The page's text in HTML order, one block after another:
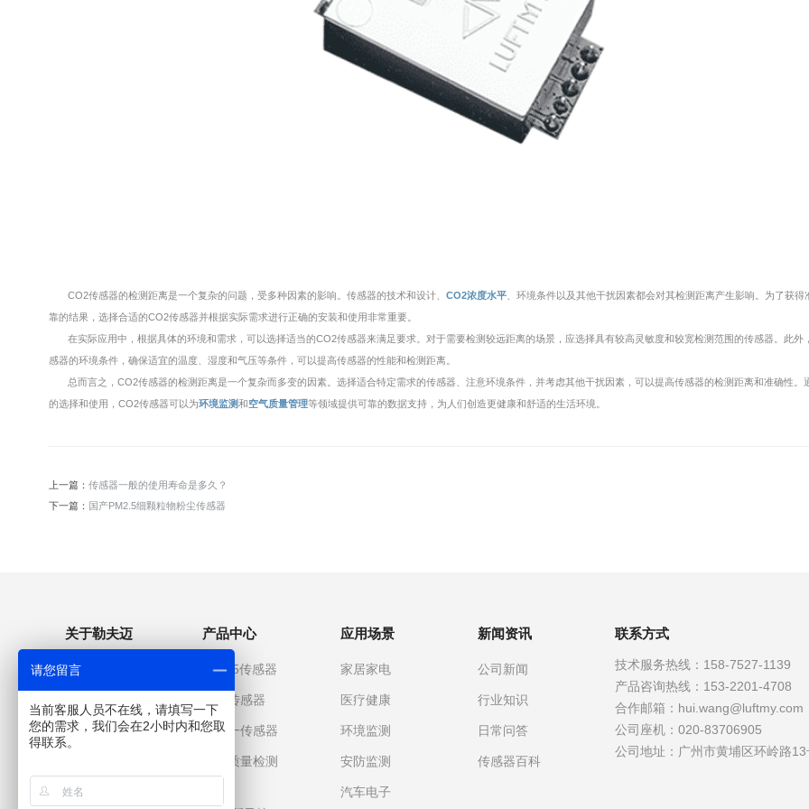
CO2传感器的检测距离是一个复杂的问题，受多种因素的影响。传感器的技术和设计、CO2浓度水平 、环境条件以及其他干扰因素都会对其检测距离产生影响。为了获得
靠的结果，选择合适的CO2传感器并根据实际需求进行正确的安装和使用非常重要。
在实际应用中，根据具体的环境和需求，可以选择适当的CO2传感器来满足要求。对于需要检测较远距离的场景，应选择具有较高灵敏度和较宽检测范围的传感器。此外
感器的环境条件，确保适宜的温度、湿度和气压等条件，可以提高传感器的性能和检测距离。
总而言之，CO2传感器的检测距离是一个复杂而多变的因素。选择适合特定需求的传感器、注意环境条件，并考虑其他干扰因素，可以提高传感器的检测距离和准确性。
的选择和使用，CO2传感器可以为环境监测和 空气质量管理等领域提供可靠的数据支持，为人们创造更健康和舒适的生活环境。
上一篇： 传感器一般的使用寿命是多久？
下一篇： 国产PM2.5细颗粒物粉尘传感器
关于勒夫迈
关于我们
发展历程
企业荣誉
产品中心
PM2.5传感器
气体传感器
多合一传感器
空气质量检测
应用场景
家居家电
医疗健康
环境监测
安防监测
汽车电子
新闻资讯
公司新闻
行业知识
日常问答
传感器百科
联系方式
技术服务热线： 158-7527-1139
产品咨询热线： 153-2201-4708
合作邮箱： hui.wang@luftmy.com
公司座机： 020-83706905
公司地址： 广州市黄埔区环岭路13
请您留言
当前客服人员不在线，请填写一下
您的需求，我们会在2小时内和您取
得联系。